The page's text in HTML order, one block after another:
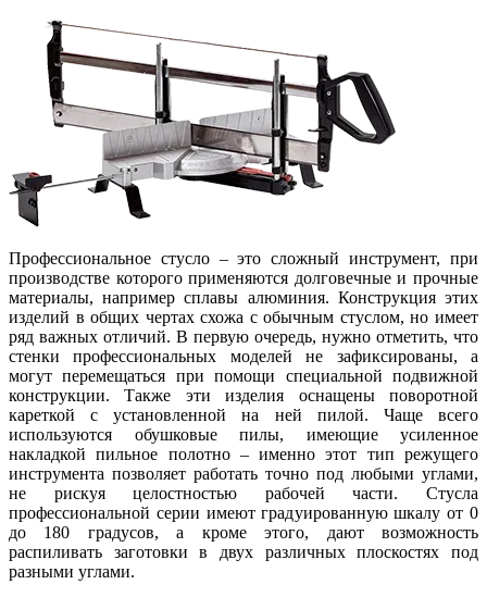
Профессиональное стусло – это сложный инструмент, при
производстве которого применяются долговечные и прочные
материалы, например сплавы алюминия. Конструкция этих
изделий в общих чертах схожа с обычным стуслом, но имеет
ряд важных отличий. В первую очередь, нужно отметить, что
стенки профессиональных моделей не зафиксированы, а
могут перемещаться при помощи специальной подвижной
конструкции. Также эти изделия оснащены поворотной
кареткой с установленной на ней пилой. Чаще всего
используются обушковые пилы, имеющие усиленное
накладкой пильное полотно – именно этот тип режущего
инструмента позволяет работать точно под любыми углами,
не рискуя целостностью рабочей части. Стусла
профессиональной серии имеют градуированную шкалу от 0
до 180 градусов, а кроме этого, дают возможность
распиливать заготовки в двух различных плоскостях под
разными углами.